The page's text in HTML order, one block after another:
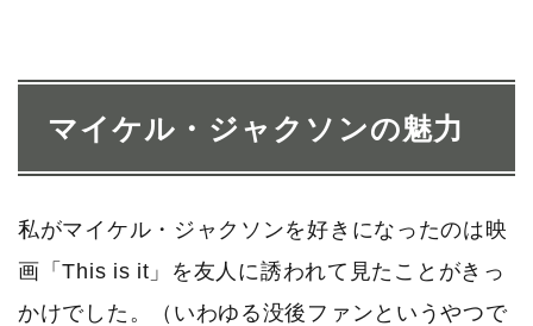
マイケル・ジャクソンの魅力
私がマイケル・ジャクソンを好きになったのは映
画「This is it」を友人に誘われて見たことがきっ
かけでした。（いわゆる没後ファンというやつで